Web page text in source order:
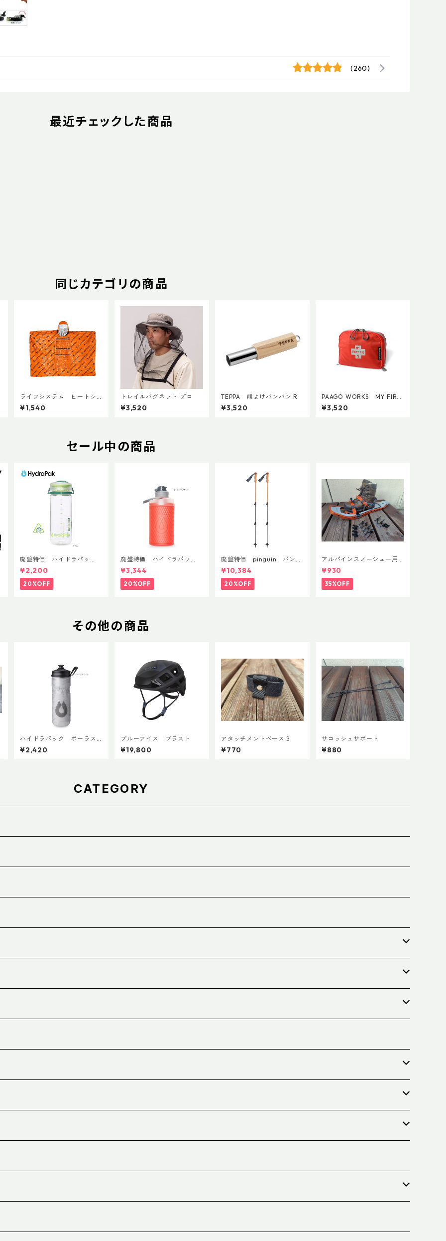
(260)
最近チェックした商品
同じカテゴリの商品
ライフシステム ヒートシ
ールドポンチョ
¥1,540
トレイルバグネット プロ
¥3,520
TEPPA 熊よけバンバン R
¥3,520
PAAGO WORKS MY FIRST
AID S
¥3,520
セール中の商品
廃盤特価 ハイドラパッ
ク リーコン ツイスト＆シ
ップ 500ml
¥2,200
20%OFF
廃盤特価 ハイドラパッ
ク フラックス 750ml
¥3,344
20%OFF
廃盤特価 pinguin バンブ
ーFLフォーム(ペア)
¥10,384
20%OFF
アルパインスノーシュー用
ストラップキャッチ(ペア)
¥930
35%OFF
その他の商品
ハイドラパック ポーラス
ポーツ 600ml
¥2,420
ブルーアイス ブラスト
¥19,800
アタッチメントベース３
¥770
サコッシュサポート
¥880
CATEGORY